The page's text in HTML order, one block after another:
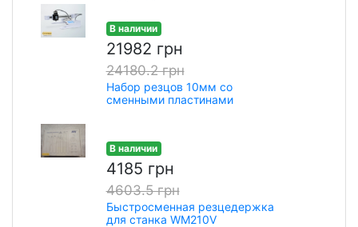
В наличии
21982 грн
24180.2 грн
Набор резцов 10мм со
сменными пластинами
В наличии
4185 грн
4603.5 грн
Быстросменная резцедержка
для станка WM210V